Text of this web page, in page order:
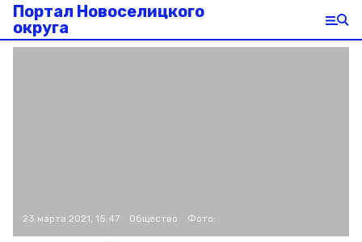
Портал Новоселицкого
округа
23 марта 2021, 15:47 Общество Фото: